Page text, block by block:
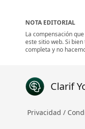
NOTA EDITORIAL
La compensación
este sitio web. Si
completa y no
Clarif
Privacidad /